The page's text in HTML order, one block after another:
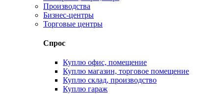
Производства
Бизнес-центры
Торговые центры
Спрос
Куплю офис, помещение
Куплю магазин, торговое помещение
Куплю склад, производство
Куплю гараж